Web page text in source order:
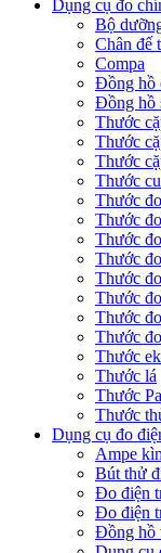
Dụng cụ đo
Bộ
Chân đế
Compa
Đồng hồ
Đồng hồ
Thước
Thước
Thước
Thước
Thước
Thước
Thước
Thước
Thước
Thước
Thước
Thước
Thước
Thước lá
Thước
Thước
Dụng cụ đo
Ampe
Bút thử
Đo điện
Đo điện
Đồng hồ